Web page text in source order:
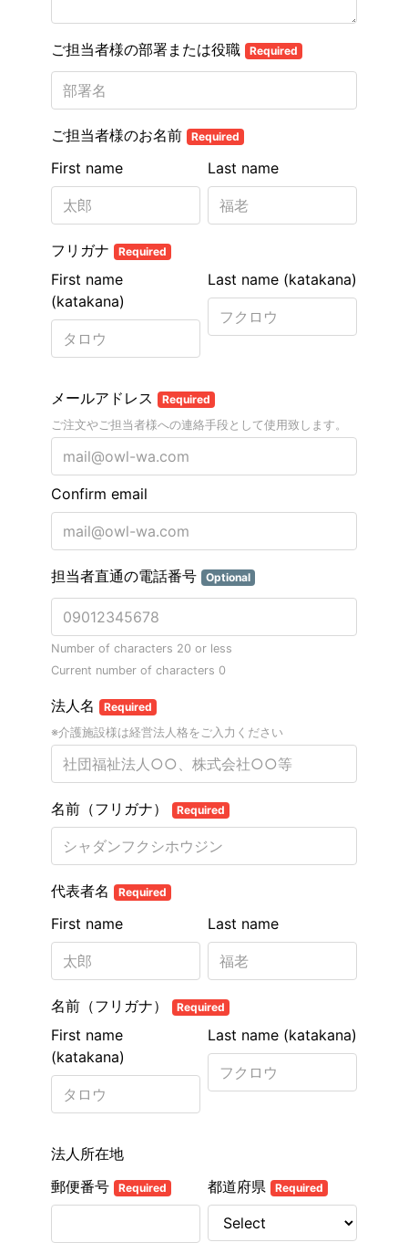
ご担当者様の部署または役職 Required
ご担当者様のお名前 Required
Last name
First name
フリガナ Required
Last name (katakana)
First name
(katakana)
メールアドレス Required
ご注文やご担当者様への連絡手段として使用致します。
Confirm email
担当者直通の電話番号 Optional
Number of characters 20 or less
Current number of characters 0
法人名 Required
※介護施設様は経営法人格をご入力ください
名前（フリガナ） Required
代表者名 Required
Last name
First name
名前（フリガナ） Required
Last name (katakana)
First name
(katakana)
法人所在地
郵便番号
Required 都道府県 Required